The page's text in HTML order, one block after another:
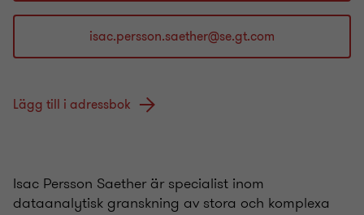
Lägg till i adressbok
Isac Persson Saether är specialist inom
dataanalytisk granskning av stora och komplexa